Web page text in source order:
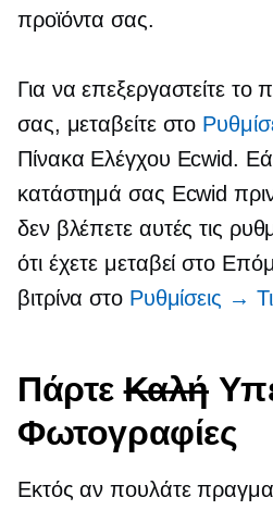
προϊόντα σας.
Για να επεξεργαστείτε το
σας, μεταβείτε στο
Πίνακα Ελέγχου Ecwid.
κατάστημά σας Ecwid
δεν βλέπετε αυτές τις
ότι έχετε μεταβεί στο
βιτρίνα στο Ρυθμίσεις →
ΠάρτεΚαλή
Φωτογραφίες
Εκτός αν πουλάτε